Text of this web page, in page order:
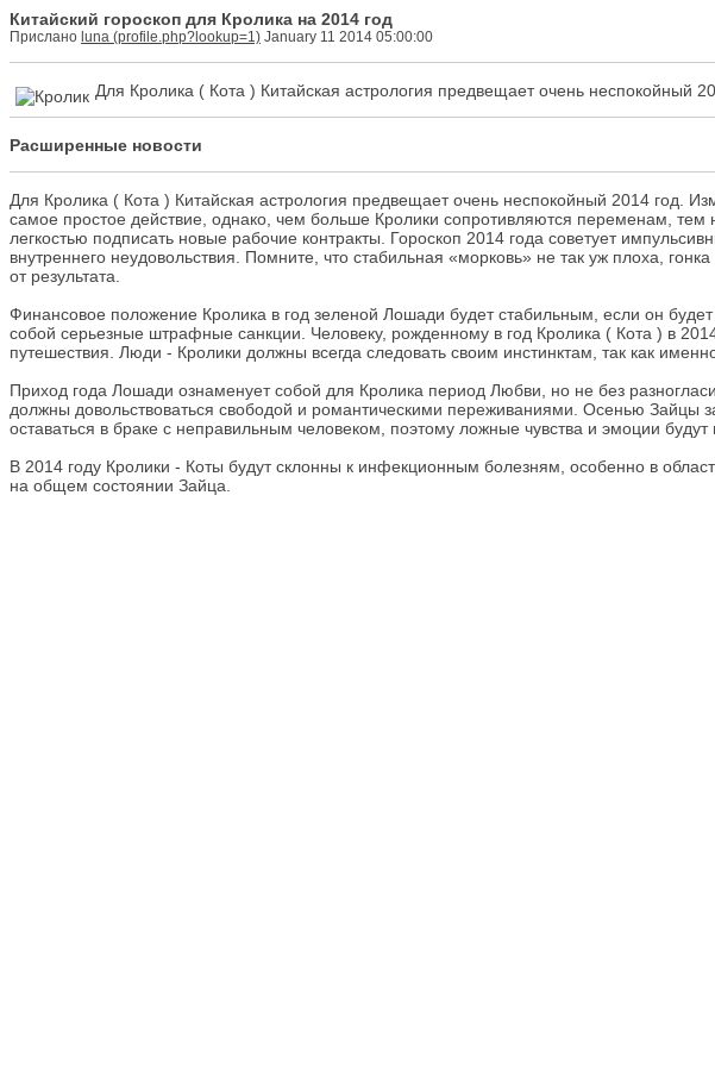
Китайский гороскоп для Кролика на 2014 год
Прислано luna January 11 2014 05:00:00
Для Кролика ( Кота ) Китайская астрология предвещает очень неспокойный
Расширенные новости
Для Кролика ( Кота ) Китайская астрология предвещает очень неспокойный 2014 год.
самое простое действие, однако, чем больше Кролики сопротивляются переменам,
легкостью подписать новые рабочие контракты. Гороскоп 2014 года советует
внутреннего неудовольствия. Помните, что стабильная «морковь» не так уж плоха,
от результата.
Финансовое положение Кролика в год зеленой Лошади будет стабильным, если он
собой серьезные штрафные санкции. Человеку, рожденному в год Кролика ( Кота ) в
путешествия. Люди - Кролики должны всегда следовать своим инстинктам, так как
Приход года Лошади ознаменует собой для Кролика период Любви, но не без
должны довольствоваться свободой и романтическими переживаниями. Осенью Зайцы
оставаться в браке с неправильным человеком, поэтому ложные чувства и эмоции
В 2014 году Кролики - Коты будут склонны к инфекционным болезням, особенно в
на общем состоянии Зайца.